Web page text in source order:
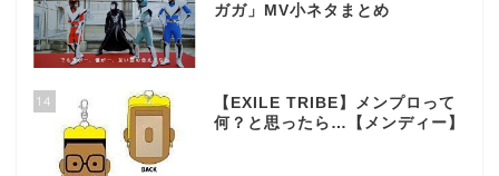
ガガ」MV小ネタまとめ
14
【EXILE TRIBE】メンプロって
何？と思ったら…【メンディー】